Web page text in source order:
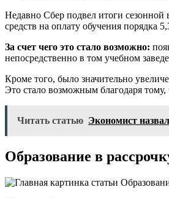
Недавно Сбер подвел итоги сезонной
средств на оплату обучения порядка
За счет чего это стало возможно:
непосредственно в том учебном
Кроме того, было значительно
Это стало возможным благодаря
Читать статью Экономист
Образование в